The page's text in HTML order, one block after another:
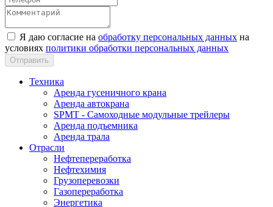
Я даю согласие на обработку персональных данных на
условиях политики обработки персональных данных
Техника
Аренда гусеничного крана
Аренда автокрана
SPMT - Самоходные модульные трейлеры
Аренда подъемника
Аренда трала
Отрасли
Нефтепереработка
Нефтехимия
Грузоперевозки
Газопереработка
Энергетика